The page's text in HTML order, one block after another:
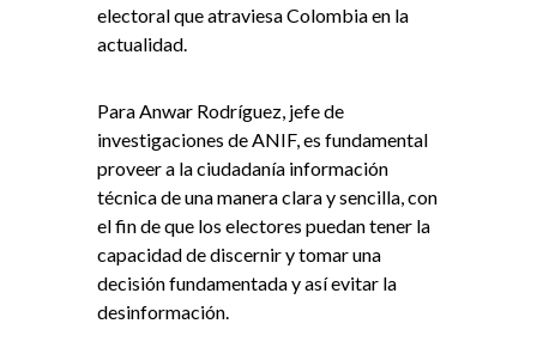
electoral que atraviesa Colombia en la
actualidad.
Para Anwar Rodríguez, jefe de
investigaciones de ANIF, es fundamental
proveer a la ciudadanía información
técnica de una manera clara y sencilla, con
el fin de que los electores puedan tener la
capacidad de discernir y tomar una
decisión fundamentada y así evitar la
desinformación.